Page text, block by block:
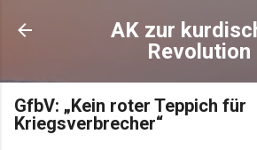
AK zur
Revolution
GfbV: „Kein roter Teppich für
Kriegsverbrecher“